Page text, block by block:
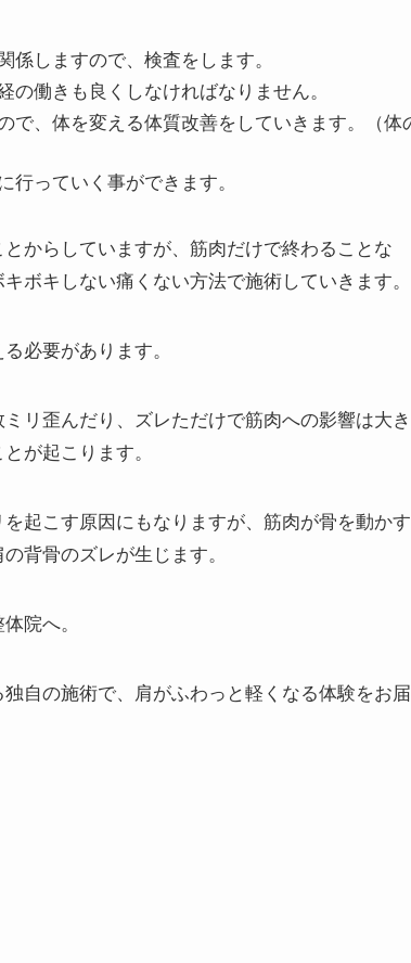
いくことをします。
ェックを行います。
で、体を変える体質改善をしていきます。（体の
行っていく事ができます。
ボキしない痛くない方法で施術していきます。
が起こります。
背骨のズレが生じます。
院へ。
自の施術で、肩がふわっと軽くなる体験をお届